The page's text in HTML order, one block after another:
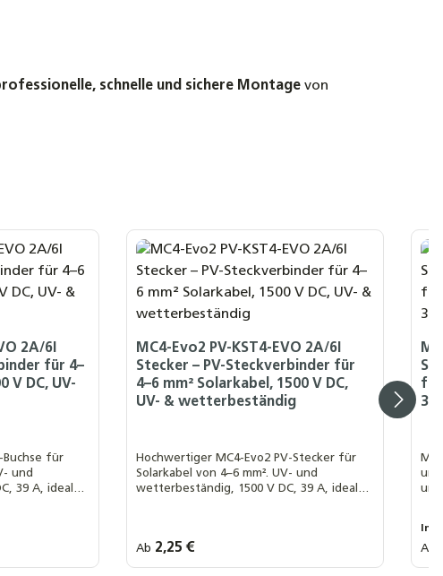
schnelle und sichere Montage von
2A/6I
für 4–
V DC, UV-
Buchse für
und
39 A, ideal
UstG
MC4-Evo2 PV-KST4-EVO 2A/6I
Stecker – PV-Steckverbinder für
4–6 mm² Solarkabel, 1500 V DC,
UV- & wetterbeständig
Hochwertiger MC4-Evo2 PV-Stecker für
Solarkabel von 4–6 mm². UV- und
wetterbeständig, 1500 V DC, 39 A, ideal
Regulärer Preis:
Ab 2,25 €
Ihre MwSt. Auswahl::
0 % MwSt. nach § 12 Abs. 3 UstG
für
und
Ab